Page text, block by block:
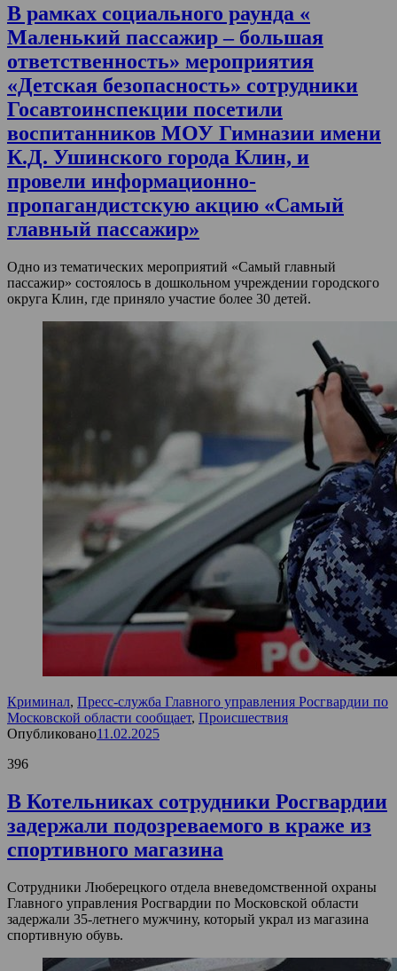
В рамках социального раунда «
Маленький пассажир – большая
ответственность» мероприятия
«Детская безопасность» сотрудники
Госавтоинспекции посетили
воспитанников МОУ Гимназии имени
К.Д. Ушинского города Клин, и
провели информационно-
пропагандистскую акцию «Самый
главный пассажир»
Одно из тематических мероприятий «Самый главный
пассажир» состоялось в дошкольном учреждении городского
округа Клин, где приняло участие более 30 детей.
Криминал, Пресс-служба Главного управления Росгвардии по
Московской области сообщает, Происшествия
Опубликовано11.02.2025
396
В Котельниках сотрудники Росгвардии
задержали подозреваемого в краже из
спортивного магазина
Сотрудники Люберецкого отдела вневедомственной охраны
Главного управления Росгвардии по Московской области
задержали 35-летнего мужчину, который украл из магазина
спортивную обувь.